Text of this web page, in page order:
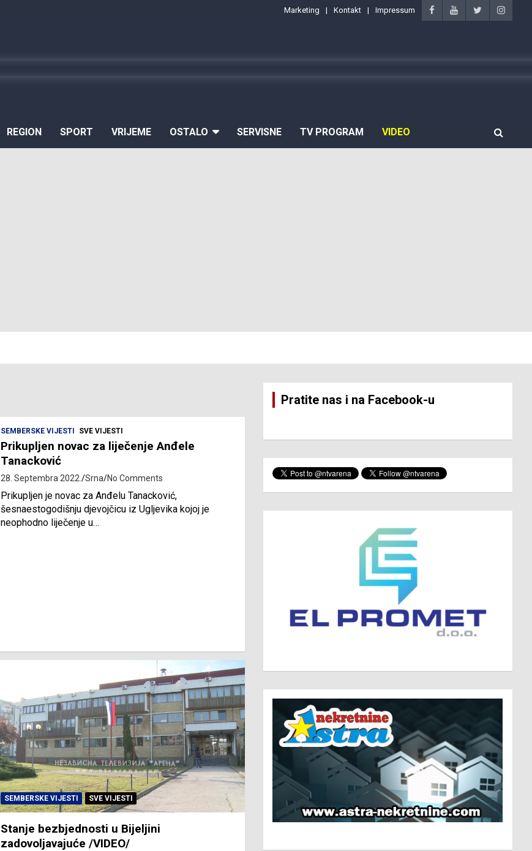
Marketing Kontakt Impressum
REGION SPORT VRIJEME OSTALO SERVISNE TV PROGRAM VIDEO
SEMBERSKE VIJESTI SVE VIJESTI
Prikupljen novac za liječenje Anđele
Tanacković
28. Septembra 2022. Srna No Comments
Prikupljen je novac za Anđelu Tanacković,
šesnaestogodišnju djevojčicu iz Ugljevika kojoj je
neophodno liječenje u…
SEMBERSKE VIJESTI SVE VIJESTI
Stanje bezbjednosti u Bijeljini
zadovoljavajuće /VIDEO/
Pratite nas i na Facebook-u